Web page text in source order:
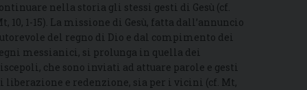
nella storia gli stessi gesti di Gesù (cf.
10, 1-15). La missione di Gesù, fatta dall’annuncio
del regno di Dio e dal compimento dei
messianici, si prolunga in quella dei
che sono inviati ad attuare parole e gesti
liberazione e redenzione, sia per i vicini (cf. Mt,